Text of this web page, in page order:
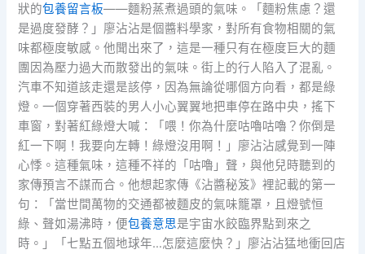
狀的包養留言板——麵粉蒸煮過頭的氣味。「麵粉焦慮？還
是過度發酵？」廖沾沾是個醬料學家，對所有食物相關的氣
味都極度敏感。他聞出來了，這是一種只有在極度巨大的麵
團因為壓力過大而散發出的氣味。街上的行人陷入了混亂。
汽車不知道該走還是該停，因為無論從哪個方向看，都是綠
燈。一個穿著西裝的男人小心翼翼地把車停在路中央，搖下
車窗，對著紅綠燈大喊：「喂！你為什麼咕嚕咕嚕？你倒是
紅一下啊！我要向左轉！綠燈沒用啊！」廖沾沾感覺到一陣
心悸。這種氣味，這種不祥的「咕嚕」聲，與他兒時聽到的
家傳預言不謀而合。他想起家傳《沾醬秘笈》裡記載的第一
句：「當世間萬物的交通都被麵皮的氣味籠罩，且燈號恒
綠、聲如湯沸時，便包養意思是宇宙水餃臨界點到來之
時。」「七點五個地球年…怎麼這麼快？」廖沾沾猛地衝回店